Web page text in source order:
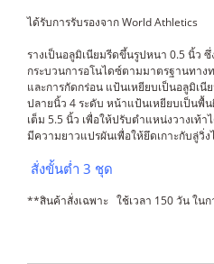
ได้รับการรับรองจาก World Athletics
รางเป็นอลูมิเนียมรีดขึ้นรูปหนา 0.5 นิ้ว
กระบวนการอโนไดซ์ตามมาตรฐานทาง
และการกัดกร่อน แป้นเหยียบเป็นอลูมิเ
ปลายนิ้ว 4 ระดับ หน้าแป้นเหยียบเป็นพื้น
เต็ม 5.5 นิ้ว เพื่อให้ปรับตำแหน่งวางเท้
มีความยาวแปรผันเพื่อให้ยึดเกาะกับลู่วิ่
สั่งขั้นต่ำ 3 ชุด
**สินค้าสั่งเฉพาะ ใช้เวลา 150 วัน ใน